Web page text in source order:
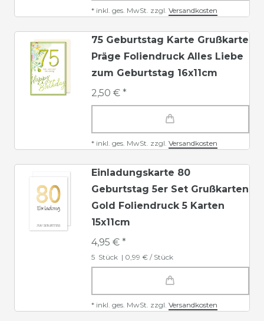
* inkl. ges. MwSt. zzgl. Versandkosten
75 Geburtstag Karte Grußkarte
Präge Foliendruck Alles Liebe
zum Geburtstag 16x11cm
2,50 € *
* inkl. ges. MwSt. zzgl. Versandkosten
Einladungskarte 80
Geburtstag 5er Set Grußkarten
Gold Foliendruck 5 Karten
15x11cm
4,95 € *
5 Stück | 0,99 € / Stück
* inkl. ges. MwSt. zzgl. Versandkosten